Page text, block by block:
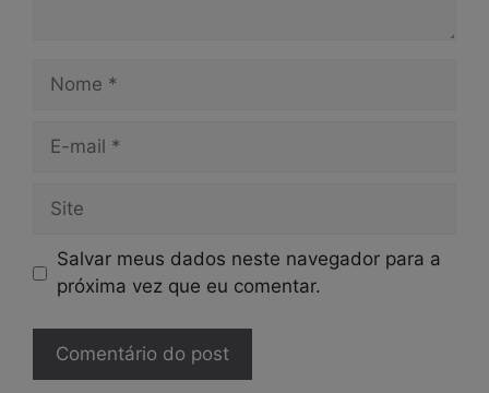
Nome
Site
Salvar meus dados neste navegador para a
próxima vez que eu comentar.